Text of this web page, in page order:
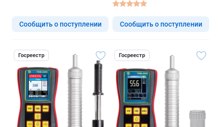
Сообщить о поступлении Сообщить о поступлении
Госреестр Госреестр